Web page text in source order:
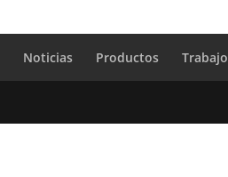
Noticias Productos Trabajo